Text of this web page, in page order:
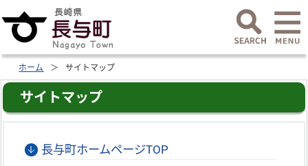
ホーム サイトマップ
サイトマップ
長与町ホームページTOP